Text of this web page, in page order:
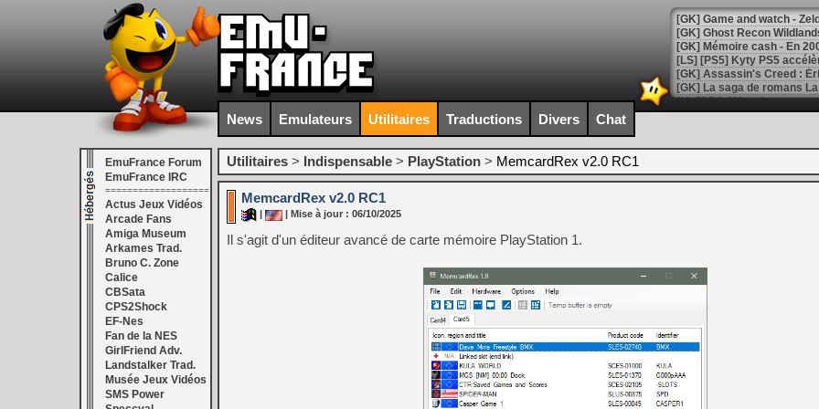
[Mo5] DOOM arrive en
[GK] Bethesda fête les 30
[GK] Roblox : l'action en
[GK] Agenda - GeForce
[LS] [PS5] ps5-y2jb-
[GK] Pourquoi Marvel
[GK] Test : Restory : Chill
[GK] GTA 6 : Rockstar
[GK] Hot Wheels Infinite
[GK] Mémoire cash -
[GK] Résultats Nintendo :
[GK] Déjà des
[Mo5] Brickboy cherche à
[GK] Minecraft et ses «
News Emulateurs Utilitaires Traductions Divers Chat
EmuFrance Forum
EmuFrance IRC
===================
Actus Jeux Vidéos
Arcade Fans
Amiga Museum
Arkames Trad.
Bruno C. Zone
Calice
CBSata
CPS2Shock
EF-Nes
Fan de la NES
GirlFriend Adv.
Landstalker Trad.
Musée Jeux Vidéos
SMS Power
Utilitaires > Indispensable > PlayStation > MemcardRex v2.0 RC1
MemcardRex v2.0 RC1
| Mise à jour : 06/10/2025
Il s'agit d'un éditeur avancé de carte mémoire PlayStation 1.